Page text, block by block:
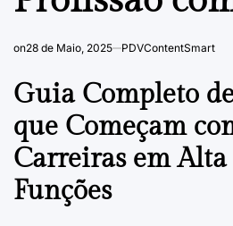
on28 de Maio, 2025 PDVContentSmart
Guia Completo
que Começam
Carreiras em Alta
Funções